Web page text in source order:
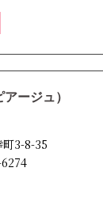
ージュ）
3-8-35